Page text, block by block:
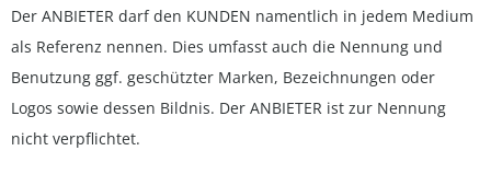
Der ANBIETER darf den KUNDEN namentlich in jedem Medium
als Referenz nennen. Dies umfasst auch die Nennung und
Benutzung ggf. geschützter Marken, Bezeichnungen oder
Logos sowie dessen Bildnis. Der ANBIETER ist zur Nennung
nicht verpflichtet.